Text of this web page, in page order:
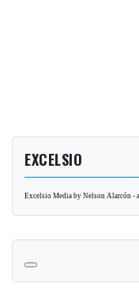
EXCELSIO
Excelsio Media by Nelson Alarcón -